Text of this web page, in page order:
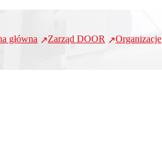
główna Zarząd DOOR Organizacje